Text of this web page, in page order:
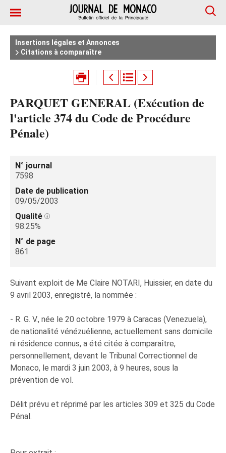
Insertions légales et Annonces
Citations à comparaître
PARQUET GENERAL (Exécution de
l'article 374 du Code de Procédure
Pénale)
N° journal
7598
Date de publication
09/05/2003
Qualité
98.25%
N° de page
861
Suivant exploit de Me Claire NOTARI, Huissier, en date du
9 avril 2003, enregistré, la nommée :
- R. G. V., née le 20 octobre 1979 à Caracas (Venezuela),
de nationalité vénézuélienne, actuellement sans domicile
ni résidence connus, a été citée à comparaître,
personnellement, devant le Tribunal Correctionnel de
Monaco, le mardi 3 juin 2003, à 9 heures, sous la
prévention de vol.
Délit prévu et réprimé par les articles 309 et 325 du Code
Pénal.